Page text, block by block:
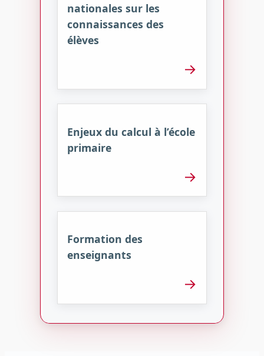
nationales sur les
connaissances des
élèves
→
Enjeux du calcul à l’école
primaire
→
Formation des
enseignants
→